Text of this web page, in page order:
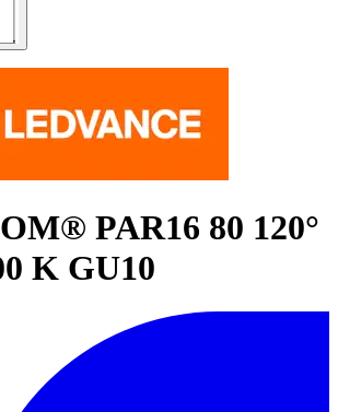
PAR16 80 120°
K GU10